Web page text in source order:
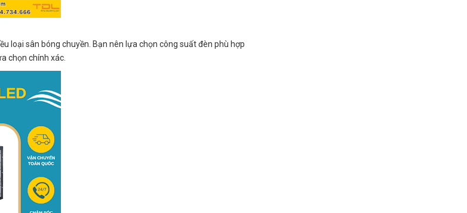
loại sân bóng chuyền. Bạn nên lựa chọn công suất đèn phù hợp
chọn chính xác.